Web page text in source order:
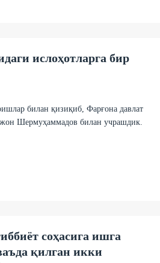
ислоҳотларга бир
билан қизиқиб, Фарғона давлат
Шермуҳаммадов билан учрашдик.
соҳасига ишга
қилган икки